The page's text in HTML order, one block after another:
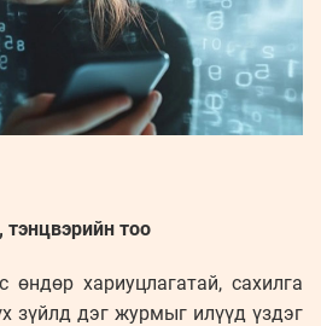
тэнцвэрийн тоо
өндөр хариуцлагатай, сахилга
зүйлд дэг журмыг илүүд үздэг